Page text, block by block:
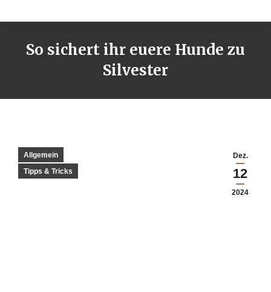
So sichert ihr euere Hunde zu
Silvester
Dez.
12
2024
Allgemein
Tipps & Tricks